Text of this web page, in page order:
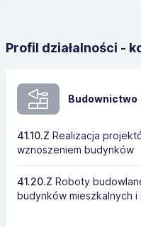
Profil działalności -
Budownictwo
41.10.Z Realizacja
wznoszeniem budynków
41.20.Z Roboty
budynków mieszkalnych i